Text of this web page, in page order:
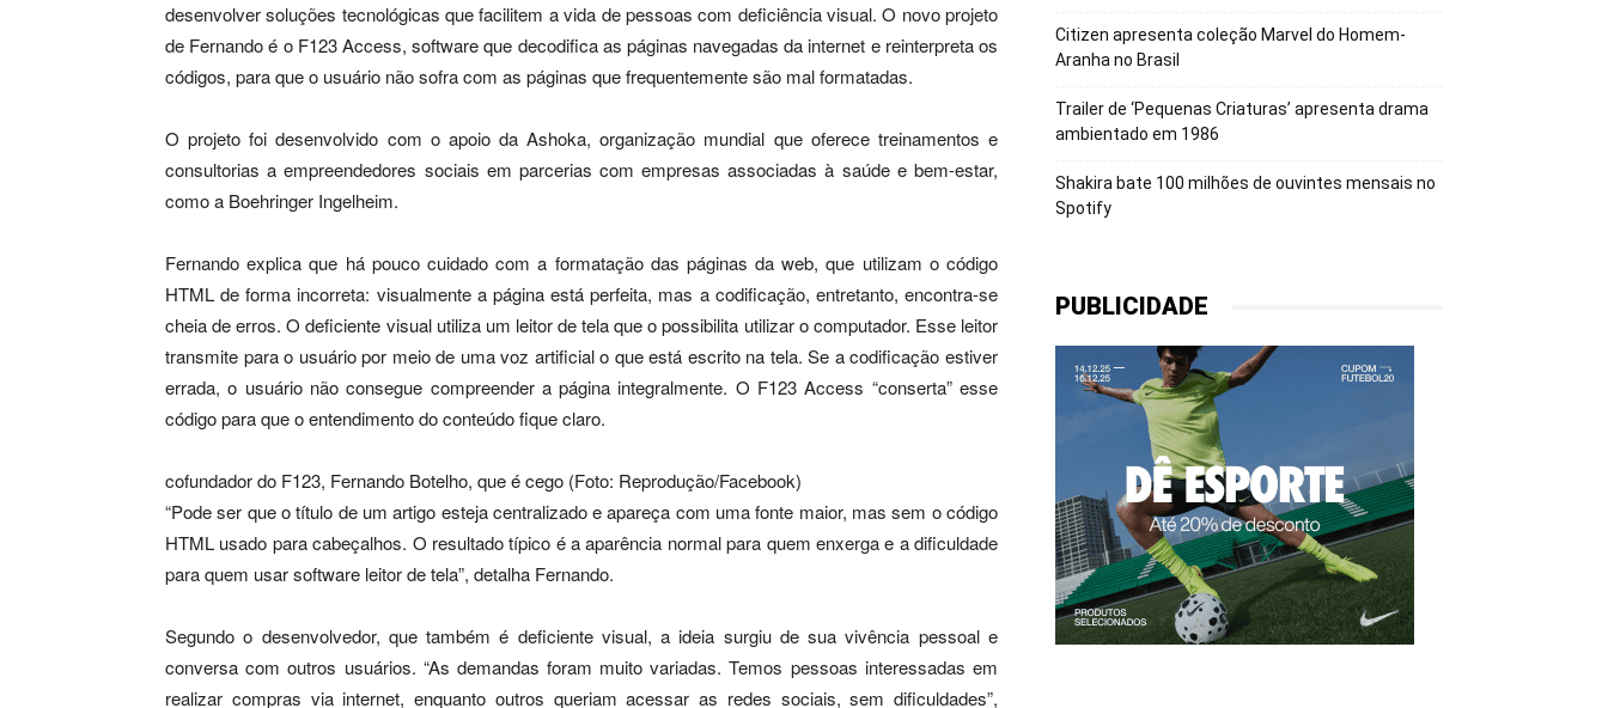
desenvolver soluções tecnológicas que facilitem a vida de pessoas com deficiência visual. O novo projeto
de Fernando é o F123 Access, software que decodifica as páginas navegadas da internet e reinterpreta os
códigos, para que o usuário não sofra com as páginas que frequentemente são mal formatadas.
O projeto foi desenvolvido com o apoio da Ashoka, organização mundial que oferece treinamentos e
consultorias a empreendedores sociais em parcerias com empresas associadas à saúde e bem-estar,
como a Boehringer Ingelheim.
Fernando explica que há pouco cuidado com a formatação das páginas da web, que utilizam o código
HTML de forma incorreta: visualmente a página está perfeita, mas a codificação, entretanto, encontra-se
cheia de erros. O deficiente visual utiliza um leitor de tela que o possibilita utilizar o computador. Esse leitor
transmite para o usuário por meio de uma voz artificial o que está escrito na tela. Se a codificação estiver
errada, o usuário não consegue compreender a página integralmente. O F123 Access “conserta” esse
código para que o entendimento do conteúdo fique claro.
cofundador do F123, Fernando Botelho, que é cego (Foto: Reprodução/Facebook)
“Pode ser que o título de um artigo esteja centralizado e apareça com uma fonte maior, mas sem o código
HTML usado para cabeçalhos. O resultado típico é a aparência normal para quem enxerga e a dificuldade
para quem usar software leitor de tela”, detalha Fernando.
Segundo o desenvolvedor, que também é deficiente visual, a ideia surgiu de sua vivência pessoal e
conversa com outros usuários. “As demandas foram muito variadas. Temos pessoas interessadas em
realizar compras via internet, enquanto outros queriam acessar as redes sociais, sem dificuldades”,
Citizen apresenta coleção Marvel do Homem-
Aranha no Brasil
Trailer de ‘Pequenas Criaturas’ apresenta drama
ambientado em 1986
Shakira bate 100 milhões de ouvintes mensais no
Spotify
PUBLICIDADE